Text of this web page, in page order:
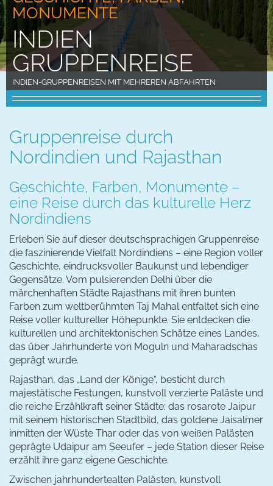
MONUMENTE
INDIEN
GRUPPENREISE
INDIEN-GRUPPENREISEN MIT MEHREREN ABFAHRTEN
Gruppenreise durch
Nordindien und Rajasthan
Geschichte, Farben, Monumente –
eine Reise durch das kulturelle Herz
Nordindiens
Erleben Sie auf dieser deutschsprachigen Gruppenreise
die faszinierende Vielfalt Nordindiens – eine Region voller
Geschichte, eindrucksvoller Baukunst und lebendiger
Gegensätze. Vom pulsierenden Delhi über die
märchenhaften Städte Rajasthans mit ihren bunten
Farben zum weltberühmten Taj Mahal entfaltet sich eine
Reise voller kultureller Höhepunkte. Sie entdecken die
kulturellen und architektonischen Schätze eines Landes,
das über Jahrhunderte von Moguln und Maharadschas
geprägt wurde.
Rajasthan, das „Land der Könige“, besticht durch
majestätische Festungen, kunstvoll verzierte Paläste und
die reiche Erzählkraft seiner Städte: das rosarote Jaipur
mit seinem historischen Stadtbild, das goldene Jaisalmer
inmitten der Wüste Thar oder das von weißen Palästen
geprägte Udaipur am Seeufer – jede Station dieser Reise
erzählt ihre ganz eigene Geschichte.
Zwischen jahrhundertealten Palästen, kunstvoll